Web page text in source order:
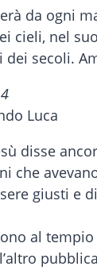
da ogni
cieli, nel
dei secoli.
Luca
disse
che
giusti e
al tempio